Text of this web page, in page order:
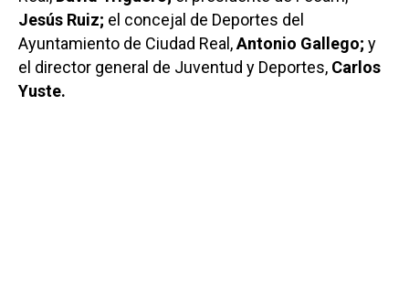
Jesús Ruiz; el concejal de Deportes del
Ayuntamiento de Ciudad Real,Antonio Gallego; y
el director general de Juventud y Deportes, Carlos
Yuste.